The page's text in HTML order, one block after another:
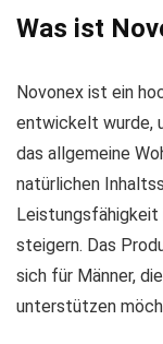
Was ist
Novonex ist ein
entwickelt wurde,
das allgemeine
natürlichen
Leistungsfähigkeit
steigern. Das
sich für Männer,
unterstützen